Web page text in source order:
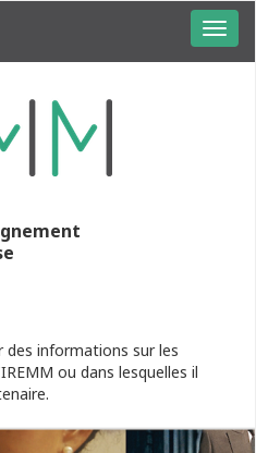
des informations sur les
ou dans lesquelles il